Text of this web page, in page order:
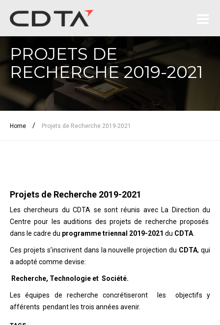
PROJETS DE
RECHERCHE 2019-2021
Home / Projets de Recherche 2019-2021
Projets de Recherche 2019-2021
Les chercheurs du CDTA se sont réunis avec La Direction du
Centre pour les auditions des projets de recherche proposés
dans le cadre du programme triennal 2019-2021 du CDTA
Ces projets s’inscrivent dans la nouvelle projection du CDTA, qui
a adopté comme devise:
Recherche, Technologie et Société.
Les équipes de recherche concrétiseront les objectifs y
afférents pendant les trois années avenir.